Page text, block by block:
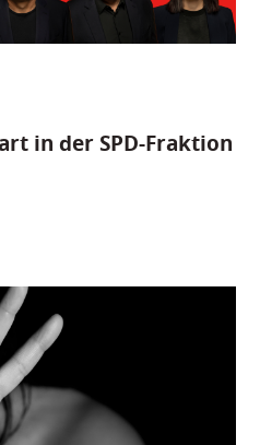
in der SPD-Fraktion